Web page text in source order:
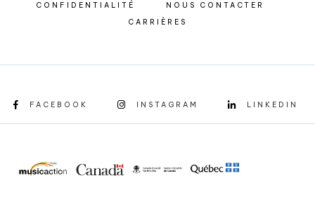
CONFIDENTIALITÉ
NOUS CONTACTER
CARRIÈRES
FACEBOOK INSTAGRAM LINKEDIN